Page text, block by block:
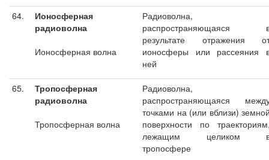
64.
Ионосферная
радиоволна
Ионосферная волна
Радиоволна,
распространяющаяся
результате отражения
ионосферы или рассеяния
ней
65.
Тропосферная
радиоволна
Тропосферная волна
Радиоволна,
распространяющаяся
точками на (или вблизи)
поверхности по
лежащим целиком
тропосфере